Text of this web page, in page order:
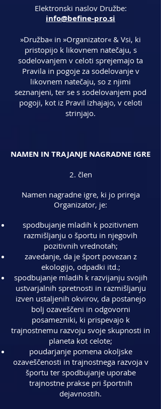
Elektronski naslov Družbe:
info@befine-pro.si
»Družba« in »Organizator« & Vsi, ki
pristopijo k likovnem natečaju, s
sodelovanjem v celoti sprejemajo ta
Pravila in pogoje za sodelovanje v
likovnem natečaju, so z njimi
seznanjeni, ter se s sodelovanjem pod
pogoji, kot iz Pravil izhajajo, v celoti
strinjajo.
NAMEN IN TRAJANJE NAGRADNE IGRE
2. člen
Namen nagradne igre, ki jo prireja
Organizator, je:
spodbujanje mladih k pozitivnem
razmišljanju o športu in njegovih
pozitivnih vrednotah;
zavedanje, da je šport povezan z
ekologijo, odpadki itd.;
spodbujanje mladih k razvijanju svojih
ustvarjalnih spretnosti in razmišljanju
izven ustaljenih okvirov, da postanejo
bolj ozaveščeni in odgovorni
posamezniki, ki prispevajo k
trajnostnemu razvoju svoje skupnosti in
planeta kot celote;
poudarjanje pomena okoljske
ozaveščenosti in trajnostnega razvoja v
športu ter spodbujanje uporabe
trajnostne prakse pri športnih
dejavnostih.